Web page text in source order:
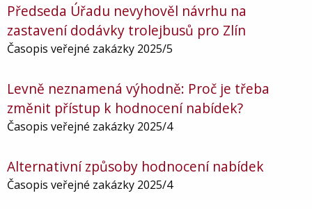
Předseda Úřadu nevyhověl návrhu na
zastavení dodávky trolejbusů pro Zlín
Časopis veřejné zakázky 2025/5
Levně neznamená výhodně: Proč je třeba
změnit přístup k hodnocení nabídek?
Časopis veřejné zakázky 2025/4
Alternativní způsoby hodnocení nabídek
Časopis veřejné zakázky 2025/4